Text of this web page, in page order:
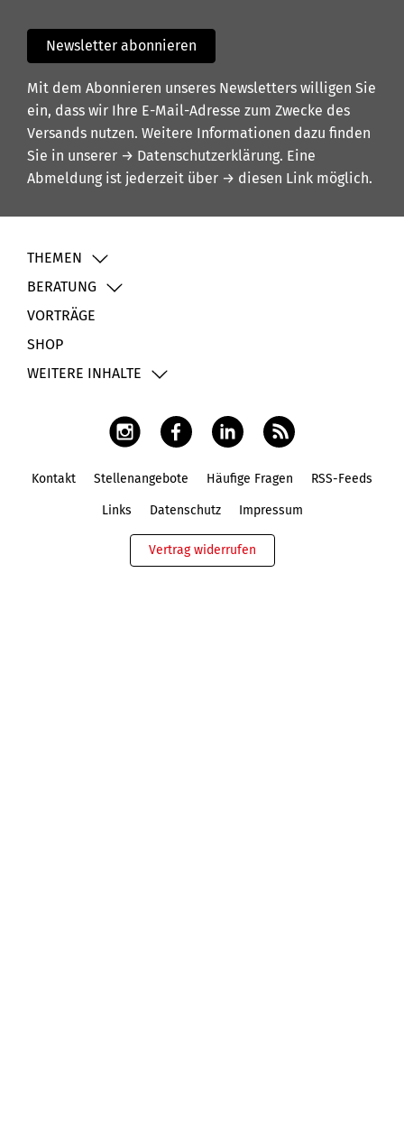
Newsletter abonnieren
Mit dem Abonnieren unseres Newsletters willigen Sie
ein, dass wir Ihre E-Mail-Adresse zum Zwecke des
Versands nutzen. Weitere Informationen dazu finden
Sie in unserer → Datenschutzerklärung. Eine
Abmeldung ist jederzeit über → diesen Link möglich.
THEMEN
BERATUNG
VORTRÄGE
SHOP
WEITERE INHALTE
Kontakt Stellenangebote Häufige Fragen RSS-Feeds
Links Datenschutz Impressum
Vertrag widerrufen